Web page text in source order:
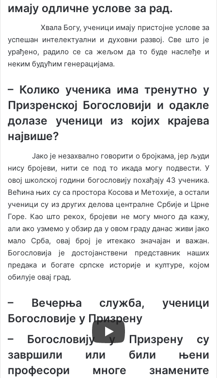
имају одличне услове за рад.
Хвала Богу, ученици имају пристојне услове за
успешан интелектуални и духовни развој. Све што је
урађено, радило се са жељом да то буде наслеђе и
неким будућим генерацијама.
– Колико ученика има тренутно у
Призренској Богословији и одакле
долазе ученици из којих крајева
највише?
Јако је незахвално говорити о бројкама, јер људи
нису бројеви, нити се под то икада могу подвести. У
овој школској години богословију похађају 43 ученика.
Већина њих су са простора Косова и Метохије, а остали
ученици су из других делова централне Србије и Црне
Горе. Као што рекох, бројеви не могу много да кажу,
али ако узмемо у обзир да у овом граду данас живи јако
мало Срба, овај број је итекако значајан и важан.
Богословија је достојанствени представник наших
предака и богате српске историје и културе, којом
обилује овај град.
– Вечерња служба, ученици
Богословије у Призрену
– Богословију у Призрену су
завршили или били њени
професори многе знамените